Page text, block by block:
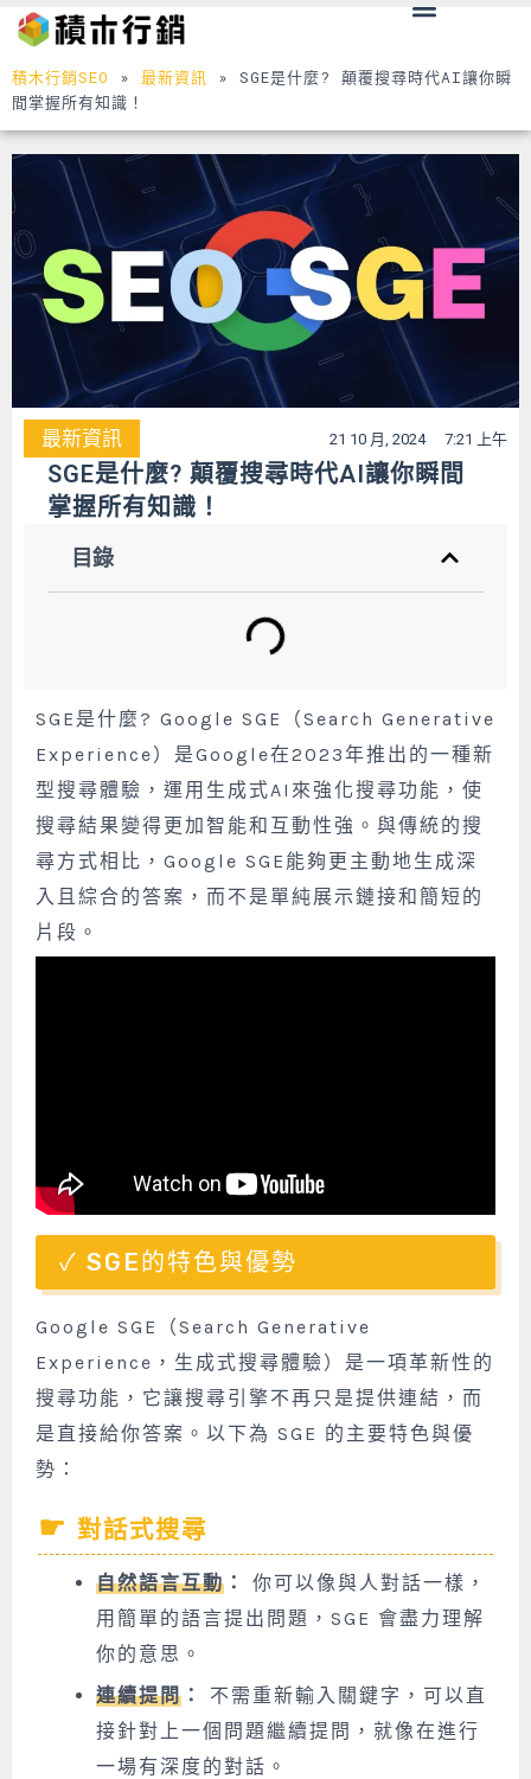
至
主
要
內
容
Menu
積木行銷SEO » 最新資訊 » SGE是什麼? 顛覆搜尋時代AI讓你瞬
間掌握所有知識！
最新資訊 21 10 月, 2024 7:21 上午
SGE是什麼? 顛覆搜尋時代AI讓你瞬間
掌握所有知識！
目錄
SGE是什麼? Google SGE（Search Generative
Experience）是Google在2023年推出的一種新
型搜尋體驗，運用生成式AI來強化搜尋功能，使
搜尋結果變得更加智能和互動性強。與傳統的搜
尋方式相比，Google SGE能夠更主動地生成深
入且綜合的答案，而不是單純展示鏈接和簡短的
片段。
SGE的特色與優勢
Google SGE（Search Generative
Experience，生成式搜尋體驗）是一項革新性的
搜尋功能，它讓搜尋引擎不再只是提供連結，而
是直接給你答案。以下為 SGE 的主要特色與優
勢：
對話式搜尋
自然語言互動 ：
你可以像與人對話一樣，
用簡單的語言提出問題，SGE 會盡力理解
你的意思。
連續提問 ：
不需重新輸入關鍵字，可以直
接針對上一個問題繼續提問，就像在進行
一場有深度的對話。